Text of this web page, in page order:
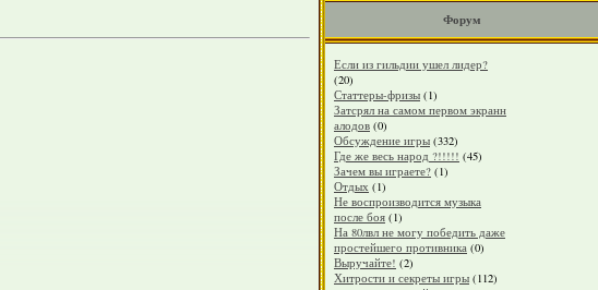
Форум
Если из гильдии ушел лидер?
(20)
Статтеры-фризы (1)
Затсрял на самом первом экранн
алодов (0)
Обсуждение игры (332)
Где же весь народ ?!!!!! (45)
Зачем вы играете? (1)
Отдых (1)
Не воспроизводится музыка
после боя (1)
На 80лвл не могу победить даже
простейшего противника (0)
Выручайте! (2)
Хитрости и секреты игры (112)